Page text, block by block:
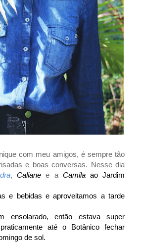
com meu amigos, é sempre tão
e boas conversas. Nesse dia
,Caliane e a Camila ao Jardim
e bebidas e aproveitamos a tarde
ensolarado, então estava super
até o Botânico fechar
de sol.